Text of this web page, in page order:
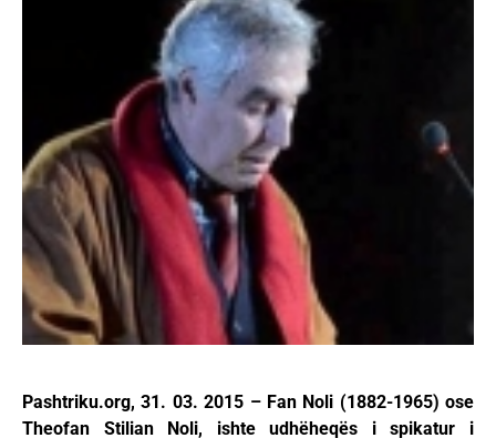
Pashtriku.org, 31. 03. 2015 – Fan Noli (1882-1965) ose
Theofan Stilian Noli, ishte udhëheqës i spikatur i